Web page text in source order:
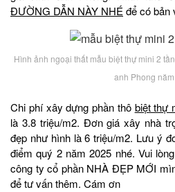
ĐƯỜNG DẪN NÀY NHÉ để có bản
Hình ảnh ngoại thất mẫu biệt thự mini 2
anh Phong
Chi phí xây dựng phần thô biệt thự
là 3.8 triệu/m2. Đơn giá xây nhà
đẹp như hình là 6 triệu/m2. Lưu ý
điểm quý 2 năm 2025 nhé. Vui
công ty cổ phần NHÀ ĐẸP MỚI
để tư vấn thêm. Cám ơn